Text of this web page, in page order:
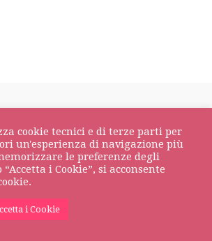
i diritti riservati • P.IVA 01709930133
Policy•Cookie Policy
cookie tecnici e di terze parti per
un'esperienza di navigazione più
le preferenze degli
i Cookie”, si acconsente
i Cookie